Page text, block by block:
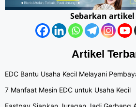
Sebarkan
Artikel
EDC Bantu Usaha Kecil Melayani
7 Manfaat Mesin EDC untuk Usaha Kecil